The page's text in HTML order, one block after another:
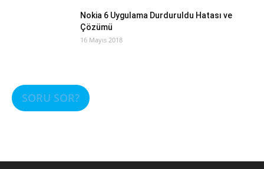
Nokia 6 Uygulama Durduruldu Hatası ve
Çözümü
16 Mayıs 2018
SORU SOR?